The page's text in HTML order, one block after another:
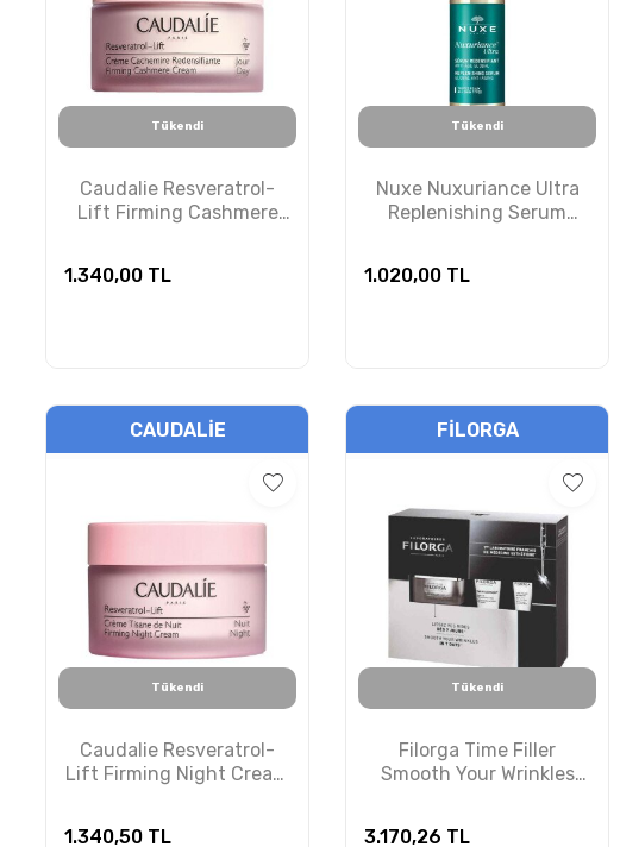
Tükendi
Caudalie Resveratrol-
Lift Firming Cashmere
1.340,00 TL
Tükendi
Nuxe Nuxuriance Ultra
Replenishing Serum
1.020,00 TL
CAUDALIE
Tükendi
Caudalie Resveratrol-
Lift Firming Night Cream
1.340,50 TL
FILORGA
Tükendi
Filorga Time Filler
Smooth Your Wrinkles
3.170,26 TL